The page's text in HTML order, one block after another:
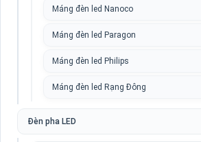
Máng đèn led Nanoco
Máng đèn led Paragon
Máng đèn led Philips
Máng đèn led Rạng Đông
Đèn pha LED